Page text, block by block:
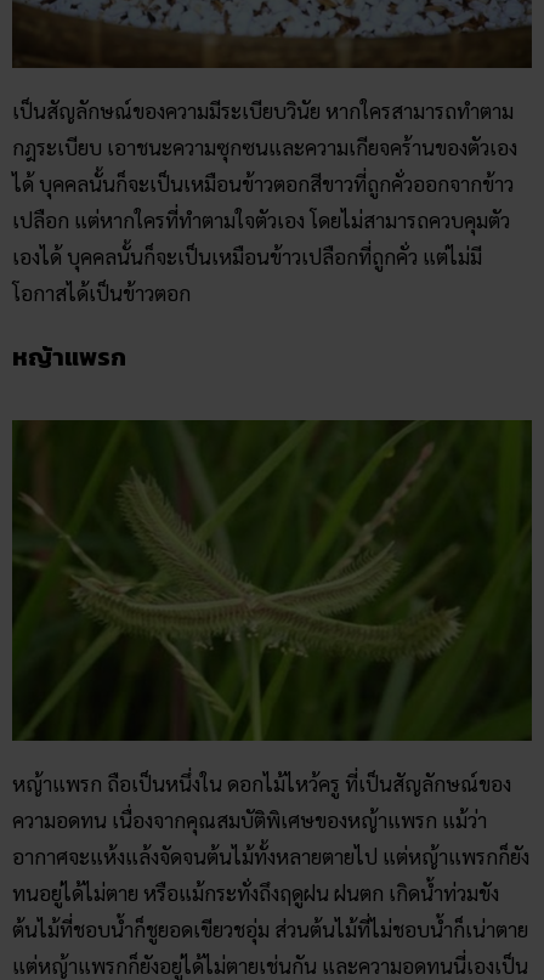
เป็นสัญลักษณ์ของความมีระเบียบวินัย หากใครสามารถทำตาม
กฎระเบียบ เอาชนะความซุกซนและความเกียจคร้านของตัวเอง
ได้ บุคคลนั้นก็จะเป็นเหมือนข้าวตอกสีขาวที่ถูกคั่วออกจากข้าว
เปลือก แต่หากใครที่ทำตามใจตัวเอง โดยไม่สามารถควบคุมตัว
เองได้ บุคคลนั้นก็จะเป็นเหมือนข้าวเปลือกที่ถูกคั่ว แต่ไม่มี
โอกาสได้เป็นข้าวตอก
หญ้าแพรก
หญ้าแพรก ถือเป็นหนึ่งใน ดอกไม้ไหว้ครู ที่เป็นสัญลักษณ์ของ
ความอดทน เนื่องจากคุณสมบัติพิเศษของหญ้าแพรก แม้ว่า
อากาศจะแห้งแล้งจัดจนต้นไม้ทั้งหลายตายไป แต่หญ้าแพรกก็ยัง
ทนอยู่ได้ไม่ตาย หรือแม้กระทั่งถึงฤดูฝน ฝนตก เกิดน้ำท่วมขัง
ต้นไม้ที่ชอบน้ำก็ชูยอดเขียวชอุ่ม ส่วนต้นไม้ที่ไม่ชอบน้ำก็เน่าตาย
แต่หญ้าแพรกก็ยังอยู่ได้ไม่ตายเช่นกัน และความอดทนนี่เองเป็น